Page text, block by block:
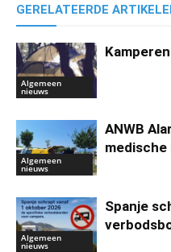
GERELATEERDE
Algemeen
nieuws
Algemeen
nieuws
ANWB
medische
Algemeen
nieuws
Spanje